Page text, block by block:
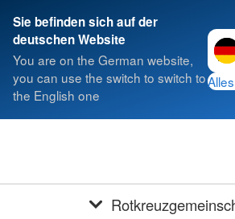
Sie befinden sich auf der
deutschen Website
You are on the German website,
you can use the switch to switch to
the English one